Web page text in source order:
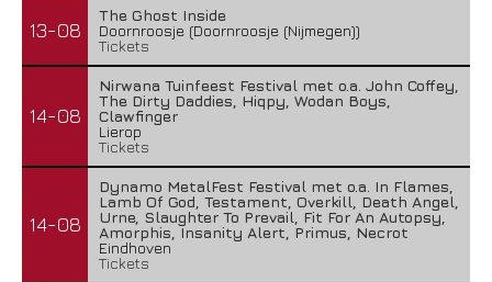
13-08
The Ghost Inside
Doornroosje (Doornroosje (Nijmegen))
Tickets
14-08
Nirwana Tuinfeest Festival met o.a. John Coffey,
The Dirty Daddies, Hiqpy, Wodan Boys,
Clawfinger
Lierop
Tickets
14-08
Dynamo MetalFest Festival met o.a. In Flames,
Lamb Of God, Testament, Overkill, Death Angel,
Urne, Slaughter To Prevail, Fit For An Autopsy,
Amorphis, Insanity Alert, Primus, Necrot
Eindhoven
Tickets